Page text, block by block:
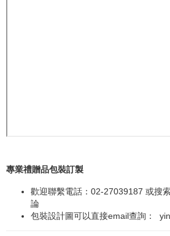
專業禮贈品包裝訂製
歡迎聯繫電話：02-27039187 或搜
論
包裝設計圖可以直接email查詢：